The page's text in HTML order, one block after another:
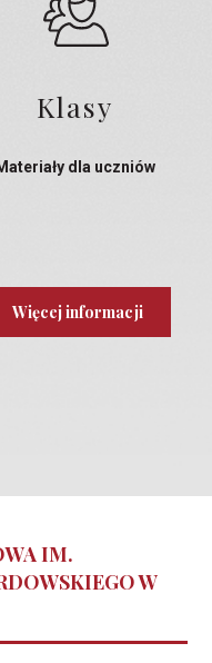
Klasy
dla uczniów
Więcej informacji
IM.
W